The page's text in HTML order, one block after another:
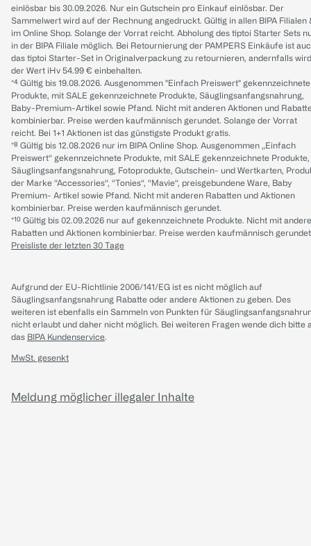
einlösbar bis 30.09.2026. Nur ein Gutschein pro Einkauf einlösbar. Der
Sammelwert wird auf der Rechnung angedruckt. Gültig in allen BIPA Filialen
im Online Shop. Solange der Vorrat reicht. Abholung des tiptoi Starter Sets
in der BIPA Filiale möglich. Bei Retournierung der PAMPERS Einkäufe ist
das tiptoi Starter-Set in Originalverpackung zu retournieren, andernfalls wird
der Wert iHv 54.99 € einbehalten.
*⁴ Gültig bis 19.08.2026. Ausgenommen "Einfach Preiswert" gekennzeichnete
Produkte, mit SALE gekennzeichnete Produkte, Säuglingsanfangsnahrung,
Baby-Premium-Artikel sowie Pfand. Nicht mit anderen Aktionen und
kombinierbar. Preise werden kaufmännisch gerundet. Solange der Vorrat
reicht. Bei 1+1 Aktionen ist das günstigste Produkt gratis.
*⁸ Gültig bis 12.08.2026 nur im BIPA Online Shop. Ausgenommen „Einfach
Preiswert“ gekennzeichnete Produkte, mit SALE gekennzeichnete Produkte,
Säuglingsanfangsnahrung, Fotoprodukte, Gutschein- und Wertkarten,
der Marke “Accessories“, “Tonies“, “Mavie“, preisgebundene Ware, Baby
Premium- Artikel sowie Pfand. Nicht mit anderen Rabatten und Aktionen
kombinierbar. Preise werden kaufmännisch gerundet.
*¹⁰ Gültig bis 02.09.2026 nur auf gekennzeichnete Produkte. Nicht mit
Rabatten und Aktionen kombinierbar. Preise werden kaufmännisch
Preisliste der letzten 30 Tage
Aufgrund der EU-Richtlinie 2006/141/EG ist es nicht möglich auf
Säuglingsanfangsnahrung Rabatte oder andere Aktionen zu geben. Des
weiteren ist ebenfalls ein Sammeln von Punkten für
nicht erlaubt und daher nicht möglich. Bei weiteren Fragen wende dich bitte
das BIPA Kundenservice.
MwSt. gesenkt
Meldung möglicher illegaler Inhalte